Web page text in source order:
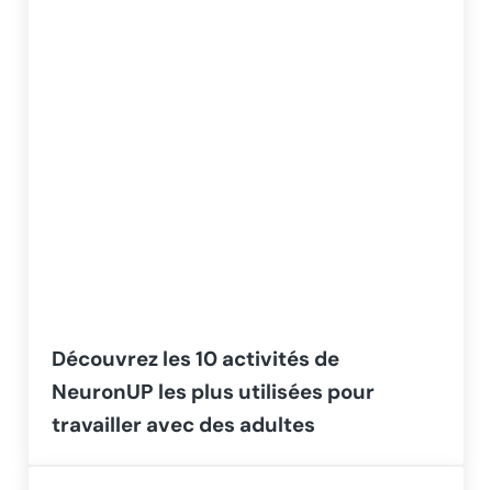
Découvrez les 10 activités de
NeuronUP les plus utilisées pour
travailler avec des adultes